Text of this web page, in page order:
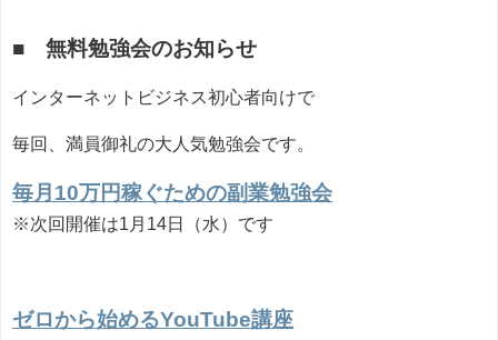
■ 無料勉強会のお知らせ
インターネットビジネス初心者向けで
毎回、満員御礼の大人気勉強会です。
毎月10万円稼ぐための副業勉強会
※次回開催は1月14日（水）です
ゼロから始めるYouTube講座